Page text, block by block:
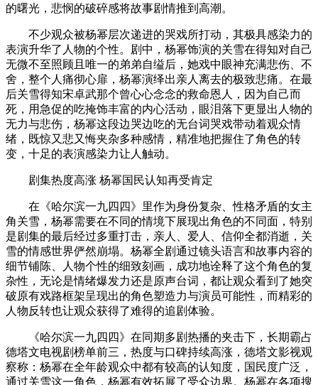
的曙光，悲悯的破碎感将故事剧情推到高潮。
不少观众被杨幂层次递进的哭戏所打动，其极具感染力的
表演升华了人物的个性。剧中，杨幂饰演的关雪在得知对自己
无微不至照顾且唯一的弟弟自缢后，她戏中眼神充满悲伤、不
舍，整个人痛彻心扉，杨幂演绎出亲人离去的极致悲痛。在最
后关雪得知宋卓武那个曾心心念念的救命恩人，因为自己而
死，用急促的吃掩饰丰富的内心活动，眼泪落下更显出人物的
无力与悲伤，杨幂这段边哭边吃的无台词哭戏带动着观众情
绪，既惊又悲又悔夹杂多种感情，精准地把握住了角色的转
变，十足的表演感染力让人触动。
剧集热度高涨 杨幂国民认知再受肯定
在《哈尔滨一九四四》里作为身份复杂、性格矛盾的女主
角关雪，杨幂需要在不同的情境下展现出角色的不同面，特别
是剧集的最后经过多重打击，亲人、爱人、信仰全都消逝，关
雪的情感世界俨然崩塌。杨幂全剧通过镜头语言和故事内容的
细节铺陈、人物个性的细致刻画，成功地诠释了这个角色的复
杂性，无论是情绪爆发力还是原声台词，都让观众看到了她突
破原有戏路框架呈现出的角色塑造力与演员可能性，而精彩的
人物反转也让观众获得了难得的追剧体验。
《哈尔滨一九四四》在同期多剧热播的夹击下，长期霸占
德塔文电视剧榜单前三，热度与口碑持续高涨，德塔文影视观
察称：杨幂在全年龄观众中都有较高的认知度，国民度广泛，
通过关雪这一角色，杨幂有效拓展了受众边界。杨幂在各项搜